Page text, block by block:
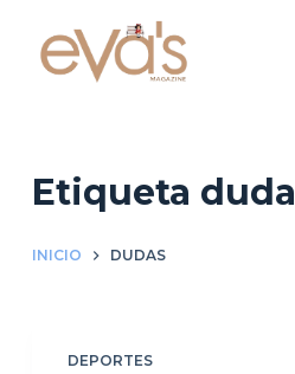
Etiqueta
INICIO DUDAS
DEPORTES